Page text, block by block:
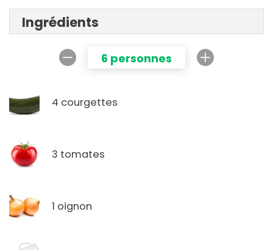
Ingrédients
6 personnes
4 courgettes
3 tomates
1 oignon